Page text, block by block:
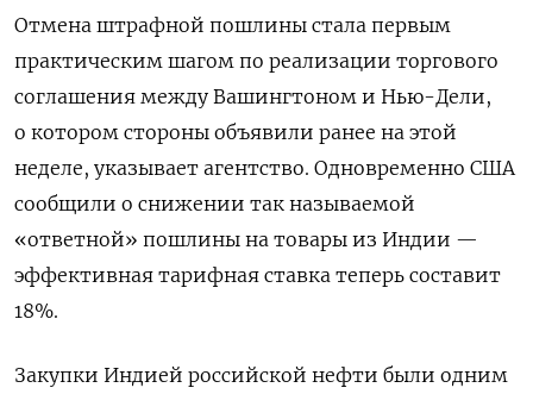
Отмена штрафной пошлины стала первым
практическим шагом по реализации торгового
соглашения между Вашингтоном и Нью-Дели,
о котором стороны объявили ранее на этой
неделе, указывает агентство. Одновременно США
сообщили о снижении так называемой
«ответной» пошлины на товары из Индии —
эффективная тарифная ставка теперь составит
18%.
Закупки Индией российской нефти были одним